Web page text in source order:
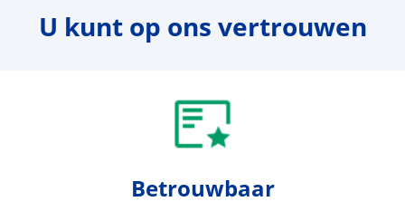
U kunt op ons vertrouwen
Betrouwbaar